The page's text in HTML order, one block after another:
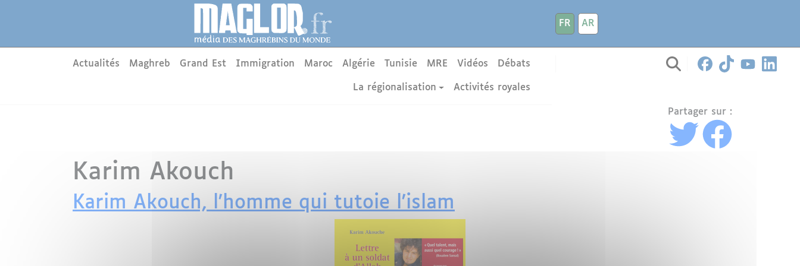
FR
AR
Main menu
Actualités Maghreb Grand Est Immigration Maroc Algérie Tunisie MRE Vidéos Débats
La régionalisation Activités royales
Partager sur :
Karim Akouch
Karim Akouch, l'homme qui tutoie l'islam